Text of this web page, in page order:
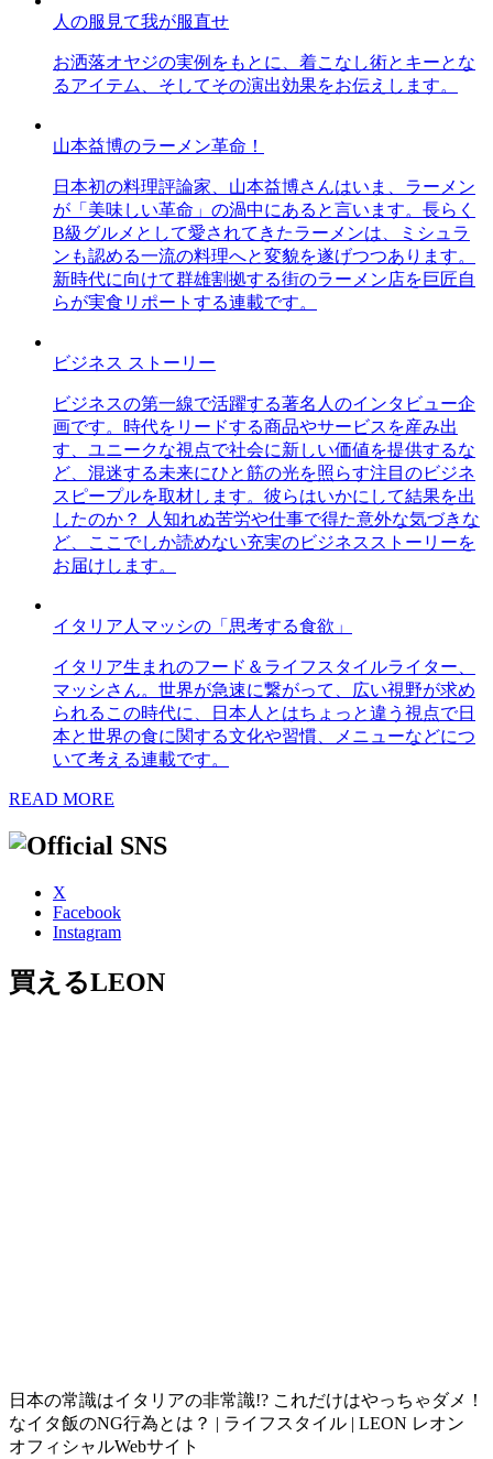
人の服見て我が服直せ
お洒落オヤジの実例をもとに、着こなし術とキーとな
るアイテム、そしてその演出効果をお伝えします。
山本益博のラーメン革命！
日本初の料理評論家、山本益博さんはいま、ラーメン
が「美味しい革命」の渦中にあると言います。長らく
B級グルメとして愛されてきたラーメンは、ミシュラ
ンも認める一流の料理へと変貌を遂げつつあります。
新時代に向けて群雄割拠する街のラーメン店を巨匠自
らが実食リポートする連載です。
ビジネス ストーリー
ビジネスの第一線で活躍する著名人のインタビュー企
画です。時代をリードする商品やサービスを産み出
す、ユニークな視点で社会に新しい価値を提供するな
ど、混迷する未来にひと筋の光を照らす注目のビジネ
スピープルを取材します。彼らはいかにして結果を出
したのか？ 人知れぬ苦労や仕事で得た意外な気づきな
ど、ここでしか読めない充実のビジネスストーリーを
お届けします。
イタリア人マッシの「思考する食欲」
イタリア生まれのフード＆ライフスタイルライター、
マッシさん。世界が急速に繋がって、広い視野が求め
られるこの時代に、日本人とはちょっと違う視点で日
本と世界の食に関する文化や習慣、メニューなどにつ
いて考える連載です。
READ MORE
X
Facebook
Instagram
買えるLEON
日本の常識はイタリアの非常識!? これだけはやっちゃダメ！
なイタ飯のNG行為とは？ | ライフスタイル | LEON レオン
オフィシャルWebサイト